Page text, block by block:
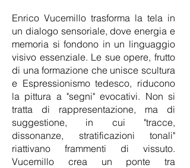
Enrico Vucemillo trasforma la tela in
un dialogo sensoriale, dove energia e
memoria si fondono in un linguaggio
visivo essenziale. Le sue opere, frutto
di una formazione che unisce scultura
e Espressionismo tedesco, riducono
la pittura a "segni" evocativi. Non si
tratta di rappresentazione, ma di
suggestione, in cui "tracce,
dissonanze, stratificazioni tonali"
riattivano frammenti di vissuto.
Vucemillo crea un ponte tra